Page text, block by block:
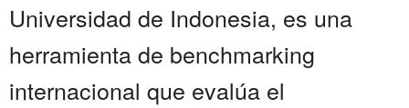
Universidad de Indonesia, es una
herramienta de benchmarking
internacional que evalúa el